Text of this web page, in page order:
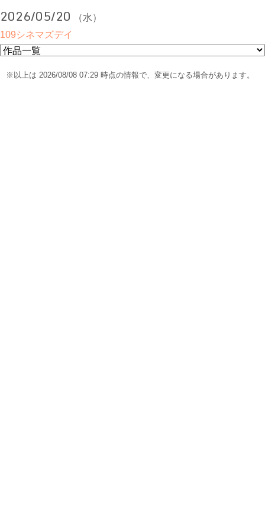
2026/05/20
（水）
109シネマズデイ
※以上は 2026/08/08 07:29 時点の情報で、変更になる場合があります。